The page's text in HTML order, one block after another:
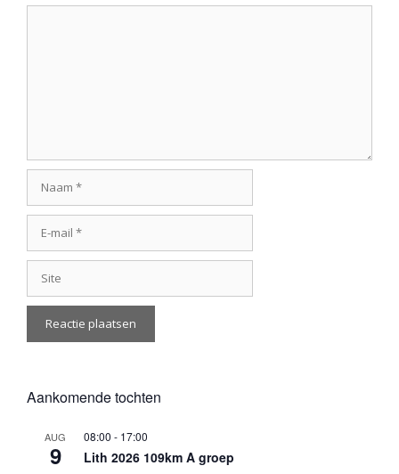
mail
Aankomende tochten
AUG
9
08:00 - 17:00
Lith 2026 109km A groep